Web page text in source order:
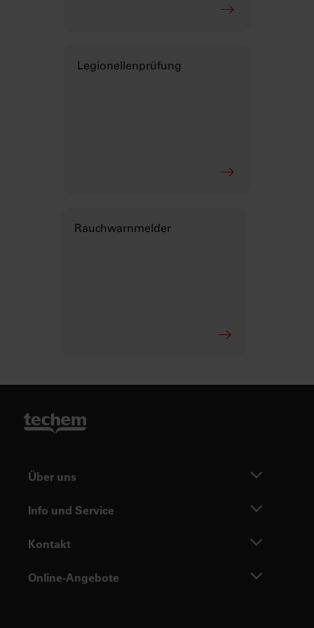
Legionellenprüfung
Rauchwarnmelder
Über uns
Info und Service
Kontakt
Online-Angebote